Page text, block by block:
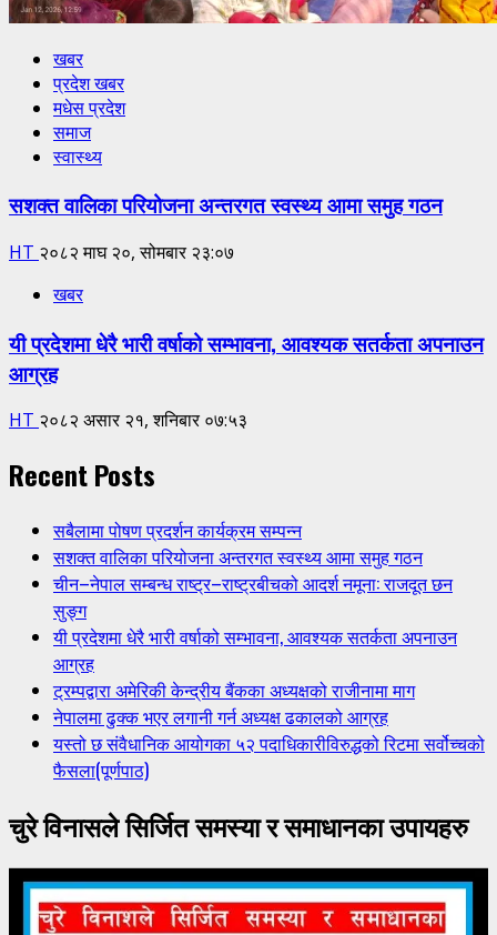
खबर
प्रदेश खबर
मधेस प्रदेश
समाज
स्वास्थ्य
सशक्त वालिका परियोजना अन्तरगत स्वस्थ्य आमा समुह गठन
HT २०८२ माघ २०, सोमबार २३:०७
खबर
यी प्रदेशमा धेरै भारी वर्षाको सम्भावना, आवश्यक सतर्कता अपनाउन
आग्रह
HT २०८२ असार २१, शनिबार ०७:५३
Recent Posts
सबैलामा पोषण प्रदर्शन कार्यक्रम सम्पन्न
सशक्त वालिका परियोजना अन्तरगत स्वस्थ्य आमा समुह गठन
चीन–नेपाल सम्बन्ध राष्ट्र–राष्ट्रबीचको आदर्श नमूना: राजदूत छन
सुङ्ग
यी प्रदेशमा धेरै भारी वर्षाको सम्भावना, आवश्यक सतर्कता अपनाउन
आग्रह
ट्रम्पद्वारा अमेरिकी केन्द्रीय बैंकका अध्यक्षको राजीनामा माग
नेपालमा ढुक्क भएर लगानी गर्न अध्यक्ष ढकालको आग्रह
यस्तो छ संवैधानिक आयोगका ५२ पदाधिकारीविरुद्धको रिटमा सर्वोच्चको
फैसला(पूर्णपाठ)
चुरे विनासले सिर्जित समस्या र समाधानका उपायहरु